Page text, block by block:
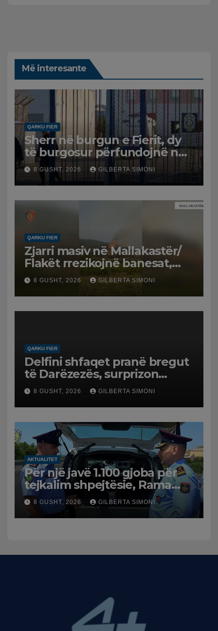
Më interesante
QARKU FIER
Sherr në burgun e Fierit, dy
të burgosur përfundojnë në
spital
8 GUSHT, 2026 GILBERTA SIMONI
QARKU FIER
Zjarri masiv në Mallakastër/
Flakët rrezikojnë banesat,
Policia evakuon disa familje
në Koilac
8 GUSHT, 2026 GILBERTA SIMONI
QARKU FIER
Delfini shfaqet pranë bregut
të Darëzezës, surprizon
pushuesit dhe banorët
8 GUSHT, 2026 GILBERTA SIMONI
AKTUALITET
Për një javë 1.100 gjoba për
tejkalim shpejtësie, Rama
publikon videon: Kamerat e
trafikut së shpejti në
funksion
8 GUSHT, 2026 GILBERTA SIMONI